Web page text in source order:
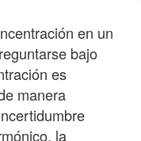
en un
bajo
es
manera
la